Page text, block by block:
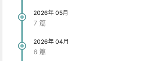
2026年 05月
7 篇
2026年 04月
6 篇